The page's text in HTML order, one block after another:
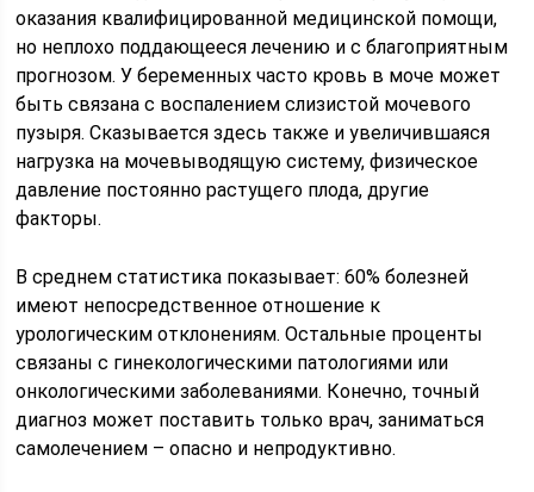
оказания квалифицированной медицинской помощи,
но неплохо поддающееся лечению и с благоприятным
прогнозом. У беременных часто кровь в моче может
быть связана с воспалением слизистой мочевого
пузыря. Сказывается здесь также и увеличившаяся
нагрузка на мочевыводящую систему, физическое
давление постоянно растущего плода, другие
факторы.
В среднем статистика показывает: 60% болезней
имеют непосредственное отношение к
урологическим отклонениям. Остальные проценты
связаны с гинекологическими патологиями или
онкологическими заболеваниями. Конечно, точный
диагноз может поставить только врач, заниматься
самолечением – опасно и непродуктивно.